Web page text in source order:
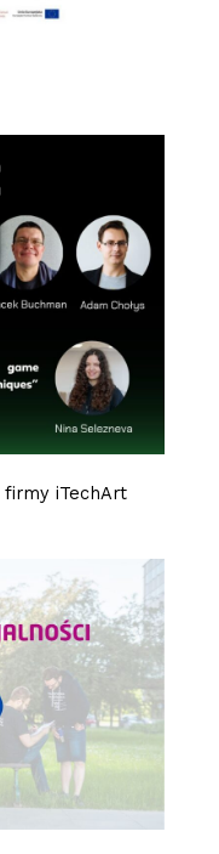
iTechArt